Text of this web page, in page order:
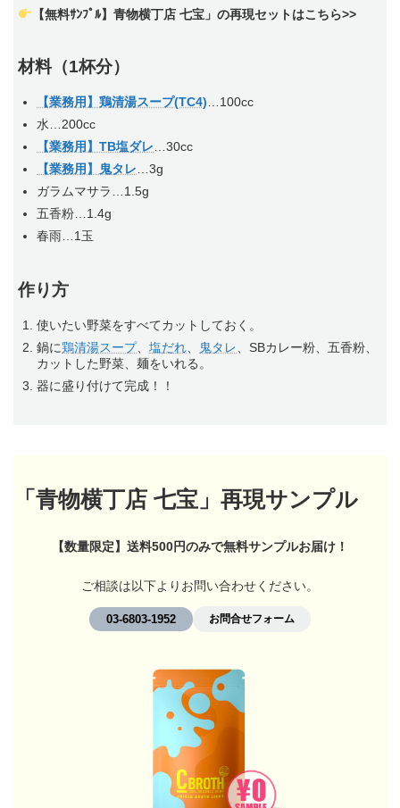
【無料ｻﾝﾌﾟﾙ】青物横丁店 七宝」の再現セットはこちら>>
材料（1杯分）
【業務用】鶏清湯スープ(TC4)…100cc
水…200cc
【業務用】TB塩ダレ…30cc
【業務用】鬼タレ…3g
ガラムマサラ…1.5g
五香粉…1.4g
春雨…1玉
作り方
使いたい野菜をすべてカットしておく。
鍋に鶏清湯スープ、 塩だれ 鬼タレ 、SBカレー粉、五香粉、
カットした野菜、麺をいれる。
器に盛り付けて完成！！
「 青物横丁店 七宝 」再現サンプル
【数量限定】送料500円のみで無料サンプルお届け！
ご相談は以下よりお問い合わせください。
03-6803-1952 お問合せフォーム